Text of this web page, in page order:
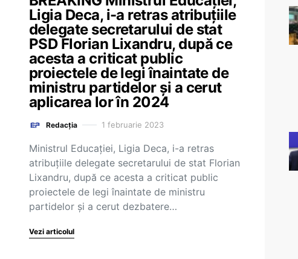
Ligia Deca, i-a retras atribuțiile
delegate secretarului de stat
PSD Florian Lixandru, după ce
acesta a criticat public
proiectele de legi înaintate de
ministru partidelor și a cerut
aplicarea lor în 2024
Redacția 1 februarie 2023
Ministrul Educației, Ligia Deca, i-a retras
atribuțiile delegate secretarului de stat Florian
Lixandru, după ce acesta a criticat public
proiectele de legi înaintate de ministru
partidelor și a cerut dezbatere…
Vezi articolul